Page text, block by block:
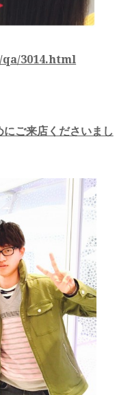
3014.html
ご来店くださいまし